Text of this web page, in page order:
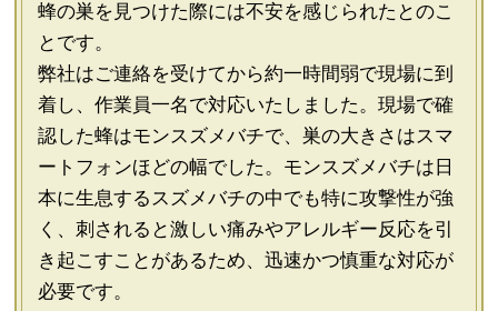
蜂の巣を見つけた際には不安を感じられたとのこ
とです。
弊社はご連絡を受けてから約一時間弱で現場に到
着し、作業員一名で対応いたしました。現場で確
認した蜂はモンスズメバチで、巣の大きさはスマ
ートフォンほどの幅でした。モンスズメバチは日
本に生息するスズメバチの中でも特に攻撃性が強
く、刺されると激しい痛みやアレルギー反応を引
き起こすことがあるため、迅速かつ慎重な対応が
必要です。